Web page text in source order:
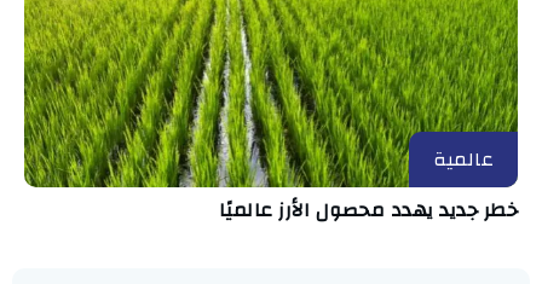
عالمية
خطر جديد يهدد محصول الأرز عالميًا